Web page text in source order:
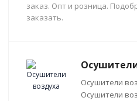
заказ. Опт и розница.
заказать.
Осушители
Осушители